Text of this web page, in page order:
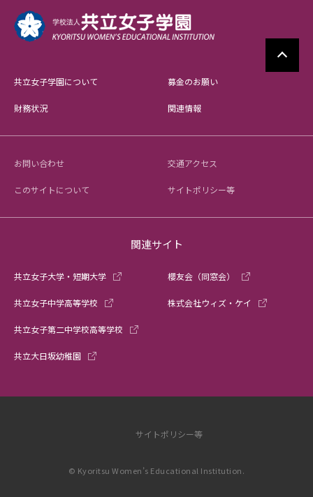
共立女子学園について
財務状況
募金のお願い
関連情報
お問い合わせ 交通アクセス
このサイトについて サイトポリシー等
関連サイト
共立女子大学・短期大学
共立女子中学高等学校
共立女子第二中学校高等学校
共立大日坂幼稚園
櫻友会（同窓会）
株式会社ウィズ・ケイ
© Kyoritsu Women’s Educational Institution.
サイトポリシー等